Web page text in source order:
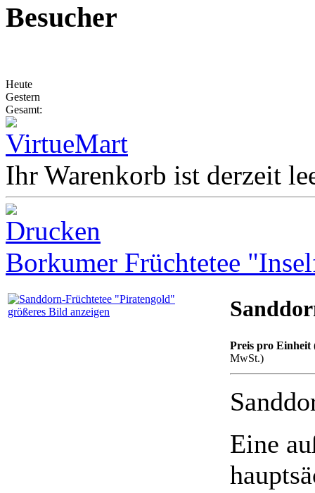
Besucher
Heute
Gestern
Gesamt:
Ihr Warenkorb ist derzeit
Borkumer Früchtetee
größeres Bild anzeigen
Preis pro Einheit
MwSt.)
Eine